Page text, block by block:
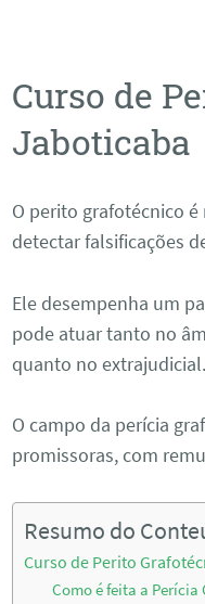
Curso de
Jaboticaba
O perito grafotécnico
detectar falsificações
Ele desempenha um
pode atuar tanto no
quanto no extrajudicial.
O campo da perícia
promissoras, com
Resumo do
Curso de Perito
Como é feita a Perícia